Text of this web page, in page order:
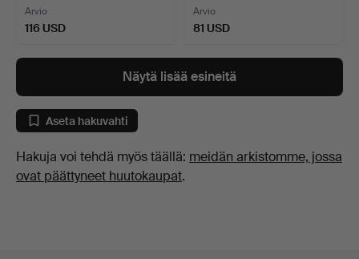
Arvio
116 USD
Arvio
81 USD
Näytä lisää esineitä
Aseta hakuvahti
Hakuja voi tehdä myös täällä: meidän arkistomme, jossa
ovat päättyneet huutokaupat.